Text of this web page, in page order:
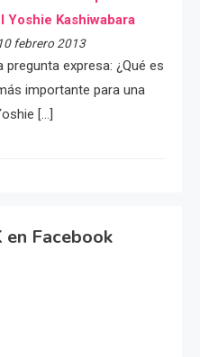
Yoshie Kashiwabara
febrero 2013
pregunta expresa: ¿Qué es
importante para una
[…]
en Facebook